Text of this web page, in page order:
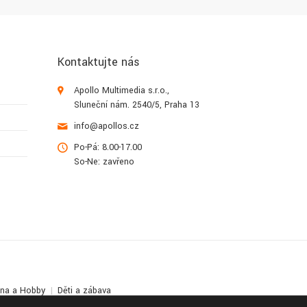
Kontaktujte nás
Apollo Multimedia s.r.o.,
Sluneční nám. 2540/5, Praha 13
info@apollos.cz
Po-Pá: 8.00-17.00
So-Ne: zavřeno
a Hobby
Děti a zábava